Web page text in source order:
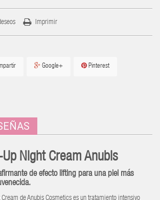
Imprimir
Google+ Pinterest
Night Cream Anubis
de efecto lifting para una piel más
de Anubis Cosmetics es un tratamiento intensivo